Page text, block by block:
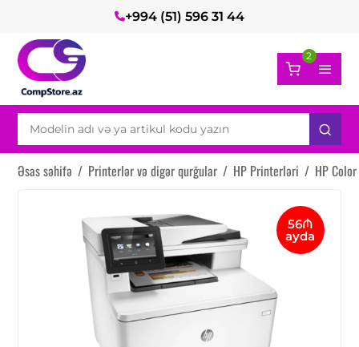
+994 (51) 596 31 44
2
Əsas səhifə / Printerlər və digər qurğular / HP Printerləri / HP
56₼
ayda